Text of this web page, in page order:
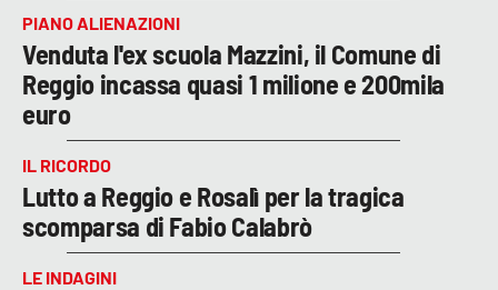
PIANO ALIENAZIONI
Venduta l'ex scuola Mazzini, il Comune di
Reggio incassa quasi 1 milione e 200mila
euro
IL RICORDO
Lutto a Reggio e Rosalì per la tragica
scomparsa di Fabio Calabrò
LE INDAGINI